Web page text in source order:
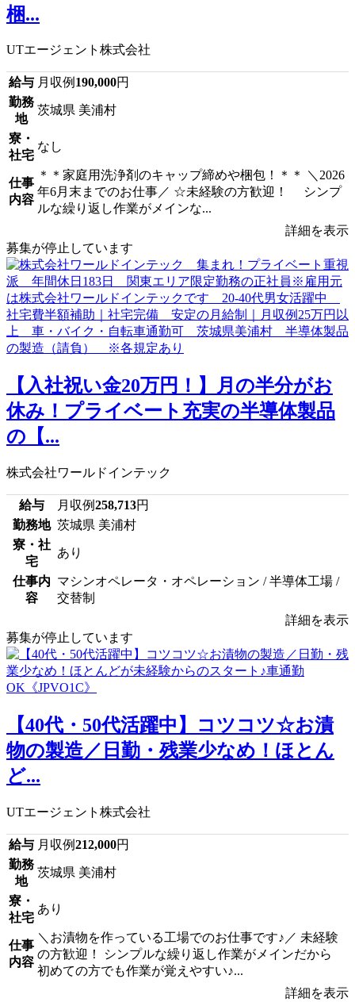
梱...
UTエージェント株式会社
給与 月収例 190,000円
勤務
地
茨城県 美浦村
寮・
社宅
なし
仕事
内容
＊＊家庭用洗浄剤のキャップ締めや梱包！＊＊ ＼2026
年6月末までのお仕事／ ☆未経験の方歓迎！ シンプ
ルな繰り返し作業がメインな...
詳細を表示
募集が停止しています
【入社祝い金20万円！】月の半分がお
休み！プライベート充実の半導体製品
の【...
株式会社ワールドインテック
給与 月収例258,713円
勤務地 茨城県 美浦村
寮・社
宅
あり
仕事内
容
マシンオペレータ・オペレーション / 半導体工場 /
交替制
詳細を表示
募集が停止しています
【40代・50代活躍中】コツコツ☆お漬
物の製造／日勤・残業少なめ！ほとん
ど...
UTエージェント株式会社
給与 月収例212,000円
勤務
地
茨城県 美浦村
寮・
社宅
あり
仕事
内容
＼お漬物を作っている工場でのお仕事です♪／ 未経験
の方歓迎！ シンプルな繰り返し作業がメインだから
初めての方でも作業が覚えやすい♪...
詳細を表示